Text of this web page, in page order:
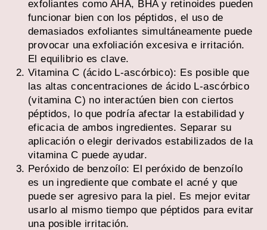
exfoliantes como AHA, BHA y retinoides pueden
funcionar bien con los péptidos, el uso de
demasiados exfoliantes simultáneamente puede
provocar una exfoliación excesiva e irritación.
El equilibrio es clave.
Vitamina C (ácido L-ascórbico): Es posible que
las altas concentraciones de ácido L-ascórbico
(vitamina C) no interactúen bien con ciertos
péptidos, lo que podría afectar la estabilidad y
eficacia de ambos ingredientes. Separar su
aplicación o elegir derivados estabilizados de la
vitamina C puede ayudar.
Peróxido de benzoílo: El peróxido de benzoílo
es un ingrediente que combate el acné y que
puede ser agresivo para la piel. Es mejor evitar
usarlo al mismo tiempo que péptidos para evitar
una posible irritación.